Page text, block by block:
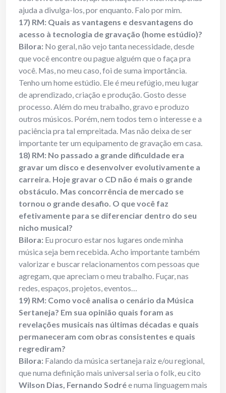
ajuda a divulga-los, por enquanto. Falo por mim.
17) RM: Quais as vantagens e desvantagens do
acesso à tecnologia de gravação (home estúdio)?
Bilora: No geral, não vejo tanta necessidade, desde
que você encontre ou pague alguém que o faça pra
você. Mas, no meu caso, foi de suma importância.
Tenho um home estúdio. Ele é meu refúgio, meu lugar
de aprendizado, criação e produção. Gosto desse
processo. Além do meu trabalho, gravo e produzo
outros músicos. Porém, nem todos tem o interesse e a
paciência pra tal empreitada. Mas não deixa de ser
importante ter um equipamento de gravação em casa.
18) RM: No passado a grande dificuldade era
gravar um disco e desenvolver evolutivamente a
carreira. Hoje gravar o CD não é mais o grande
obstáculo. Mas concorrência de mercado se
tornou o grande desafio. O que você faz
efetivamente para se diferenciar dentro do seu
nicho musical?
Bilora: Eu procuro estar nos lugares onde minha
música seja bem recebida. Acho importante também
valorizar e buscar relacionamentos com pessoas que
agregam, que apreciam o meu trabalho. Fuçar, nas
redes, espaços, projetos, eventos…
19) RM: Como você analisa o cenário da Música
Sertaneja? Em sua opinião quais foram as
revelações musicais nas últimas décadas e quais
permaneceram com obras consistentes e quais
regrediram?
Bilora: Falando da música sertaneja raiz e/ou regional,
que numa definição mais universal seria o folk, eu cito
Wilson Dias, Fernando Sodrée numa linguagem mais